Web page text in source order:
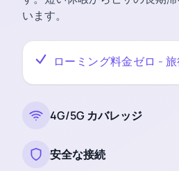
います。
ローミング料金ゼロ -
4G/5G カバレッジ
安全な接続